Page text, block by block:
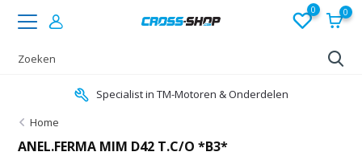
0 0
Specialist in TM-Motoren & Onderdelen
Home
ANEL.FERMA MIM D42 T.C/O *B3*